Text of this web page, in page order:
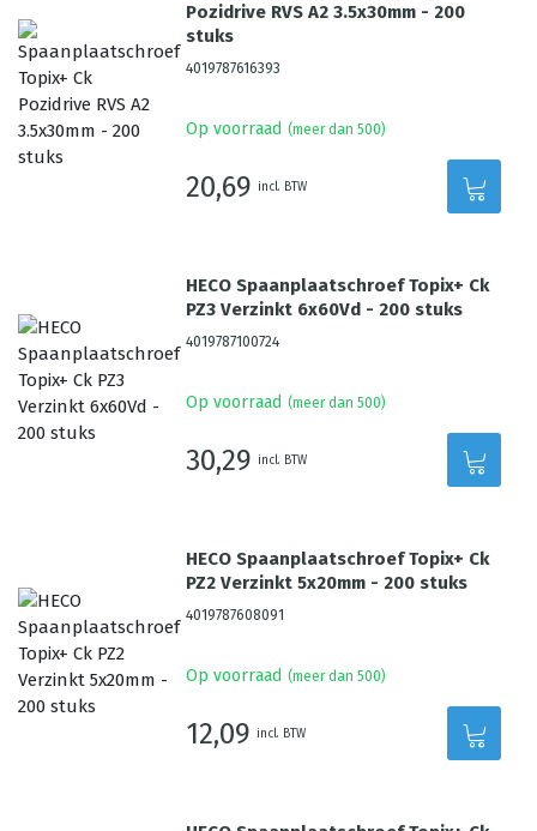
Pozidrive RVS A2 3.5x30mm - 200
stuks
4019787616393
Op voorraad (meer dan 500)
20,69 incl. BTW
HECO Spaanplaatschroef Topix+ Ck
PZ3 Verzinkt 6x60Vd - 200 stuks
4019787100724
Op voorraad (meer dan 500)
30,29 incl. BTW
HECO Spaanplaatschroef Topix+ Ck
PZ2 Verzinkt 5x20mm - 200 stuks
4019787608091
Op voorraad (meer dan 500)
12,09 incl. BTW